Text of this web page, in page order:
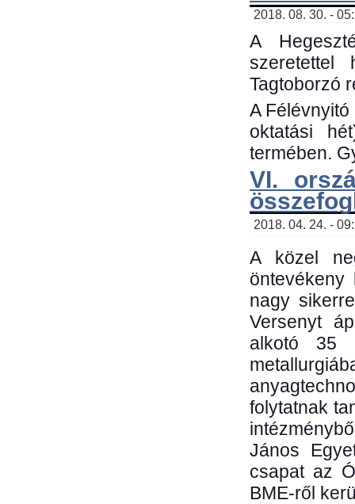
2018. 08. 30. -
A
szeretettel
Tagtoborzó
A
oktatási
termében.
VI.
2018. 04. 24. -
A közel
nagy
Versenyt
alkotó 35
folytatnak
János
csapat az
BME-ről